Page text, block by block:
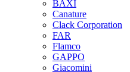
BAXI
Canature
Clack Corporation
FAR
Flamco
GAPPO
Giacomini